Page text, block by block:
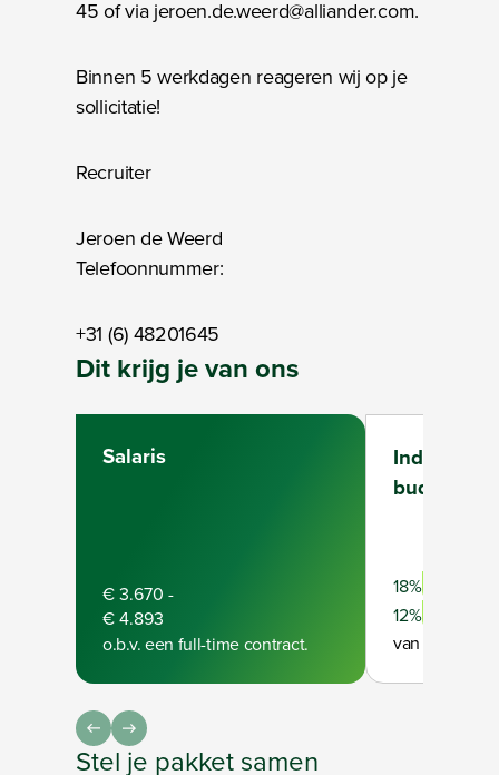
45 of via jeroen.de.weerd@alliander.com.
Binnen 5 werkdagen reageren wij op je
sollicitatie!
Recruiter
Jeroen de Weerd
Telefoonnummer:
+31 (6) 48201645
Dit krijg je van ons
Salaris
€ 3.670 -
€ 4.893
o.b.v. een full-time contract.
budget
18%
12%
van je bruto
Stel je pakket samen